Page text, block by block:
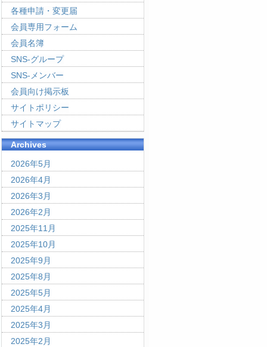
各種申請・変更届
会員専用フォーム
会員名簿
SNS-グループ
SNS-メンバー
会員向け掲示板
サイトポリシー
サイトマップ
Archives
2026年5月
2026年4月
2026年3月
2026年2月
2025年11月
2025年10月
2025年9月
2025年8月
2025年5月
2025年4月
2025年3月
2025年2月